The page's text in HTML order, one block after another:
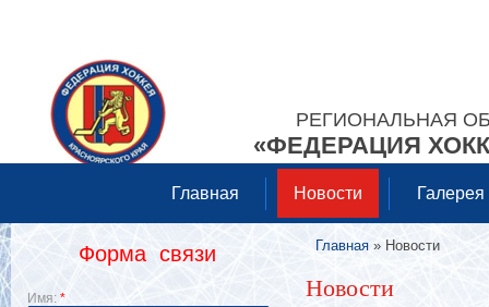
РЕГИОНАЛЬНАЯ
«ФЕДЕРАЦИЯ
Главная Новости Галерея
Форма связи
Имя: *
Вы здесь
Главная » Новости
Новости